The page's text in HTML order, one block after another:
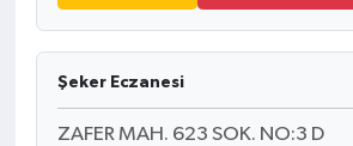
Şeker Eczanesi
ZAFER MAH. 623 SOK. NO:3 D